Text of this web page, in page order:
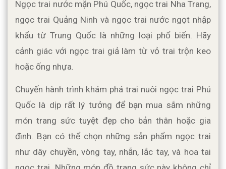
Ngọc trai nước mặn Phú Quốc, ngọc trai Nha Trang,
ngọc trai Quảng Ninh và ngọc trai nước ngọt nhập
khẩu từ Trung Quốc là những loại phổ biến. Hãy
cảnh giác với ngọc trai giả làm từ vỏ trai trộn keo
hoặc ống nhựa.
Chuyến hành trình khám phá trai nuôi ngọc trai Phú
Quốc là dịp rất lý tưởng để bạn mua sắm những
món trang sức tuyệt đẹp cho bản thân hoặc gia
đình. Bạn có thể chọn những sản phẩm ngọc trai
như dây chuyền, vòng tay, nhẫn, lắc tay, và hoa tai